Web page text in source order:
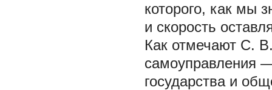
которого, как мы
и скорость
Как отмечают С.
самоуправления
государства и